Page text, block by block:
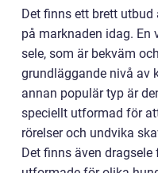
Det finns ett brett
på marknaden idag. En
sele, som är bekväm
grundläggande nivå av
annan populär typ är
speciellt utformad för
rörelser och undvika
Det finns även